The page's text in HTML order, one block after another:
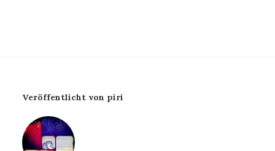
Veröffentlicht von piri